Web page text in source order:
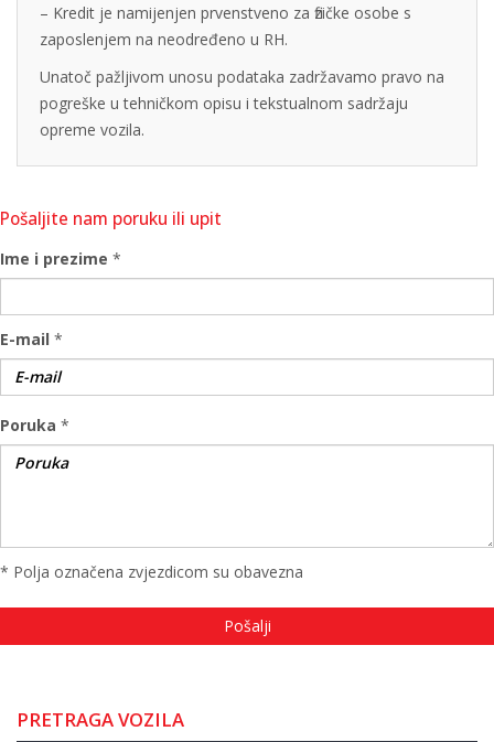
– Kredit je namijenjen prvenstveno za fizičke osobe s
zaposlenjem na neodređeno u RH.
Unatoč pažljivom unosu podataka zadržavamo pravo na
pogreške u tehničkom opisu i tekstualnom sadržaju
opreme vozila.
Pošaljite nam poruku ili upit
Ime i prezime *
E-mail *
Poruka *
* Polja označena zvjezdicom su obavezna
PRETRAGA VOZILA